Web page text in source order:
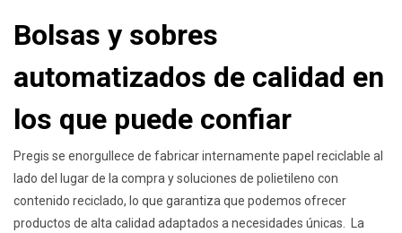
Bolsas y sobres
automatizados de calidad en
los que puede confiar
Pregis se enorgullece de fabricar internamente papel reciclable al
lado del lugar de la compra y soluciones de polietileno con
contenido reciclado, lo que garantiza que podemos ofrecer
productos de alta calidad adaptados a necesidades únicas. La